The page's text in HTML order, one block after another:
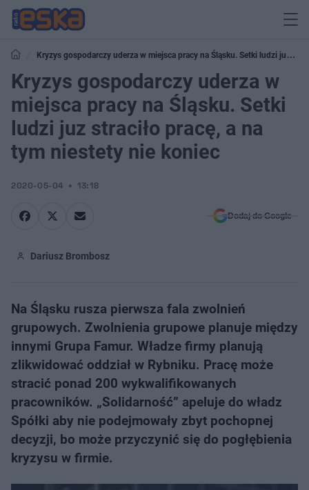
Kryzys gospodarczy uderza w miejsca pracy na Śląsku. Setki ludzi juz
straciło pracę, a na tym niestety nie koniec
Kryzys gospodarczy uderza w
miejsca pracy na Śląsku. Setki
ludzi juz straciło pracę, a na
tym niestety nie koniec
2020-05-04 13:18
Dodaj do Google
Dariusz Brombosz
Na Śląsku rusza pierwsza fala zwolnień
grupowych. Zwolnienia grupowe planuje między
innymi Grupa Famur. Władze firmy planują
zlikwidować oddział w Rybniku. Pracę może
stracić ponad 200 wykwalifikowanych
pracowników. „Solidarność” apeluje do władz
Spółki aby nie podejmowały zbyt pochopnej
decyzji, bo może przyczynić się do pogłębienia
kryzysu w firmie.